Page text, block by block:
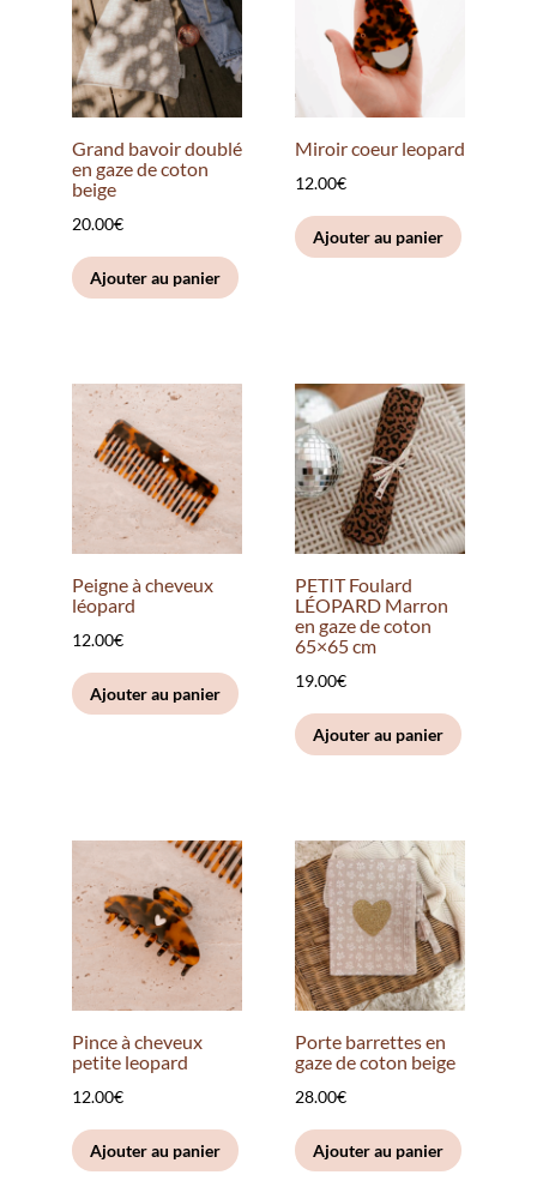
Grand bavoir doublé
en gaze de coton
beige
20.00€
Ajouter au panier
Miroir coeur leopard
12.00€
Ajouter au panier
Peigne à cheveux
léopard
12.00€
Ajouter au panier
PETIT Foulard
LÉOPARD Marron
en gaze de coton
65×65 cm
19.00€
Ajouter au panier
Pince à cheveux
petite leopard
12.00€
Ajouter au panier
Porte barrettes en
gaze de coton beige
28.00€
Ajouter au panier